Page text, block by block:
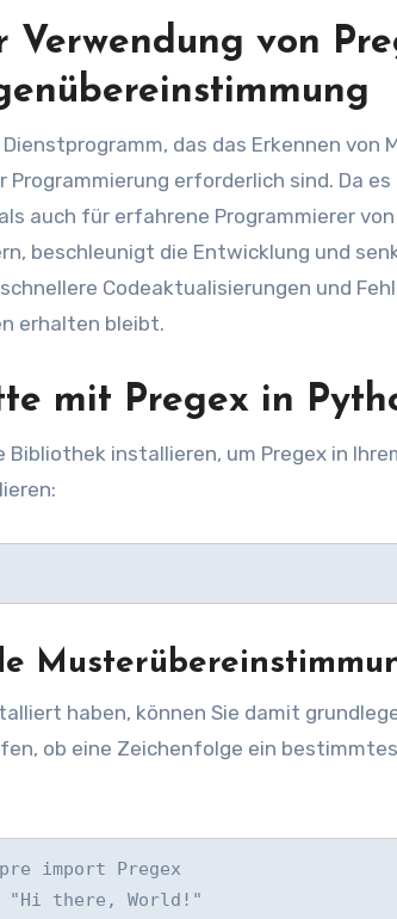
Verwendung von
Dienstprogramm, das das Erkennen
Programmierung erforderlich sind. Da
auch für erfahrene Programmierer
beschleunigt die Entwicklung und
Codeaktualisierungen und
erhalten bleibt.
mit Pregex in
Bibliothek installieren, um Pregex in
haben, können Sie damit
ob eine Zeichenfolge ein
import Pregex
"Hi there, World!"